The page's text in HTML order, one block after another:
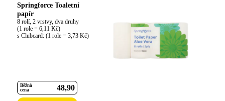
Springforce Toaletní
papír
8 rolí, 2 vrstvy, dva druhy
(1 role = 6,11 Kč)
s Clubcard: (1 role = 3,73 Kč)
Běžná
cena
48 90